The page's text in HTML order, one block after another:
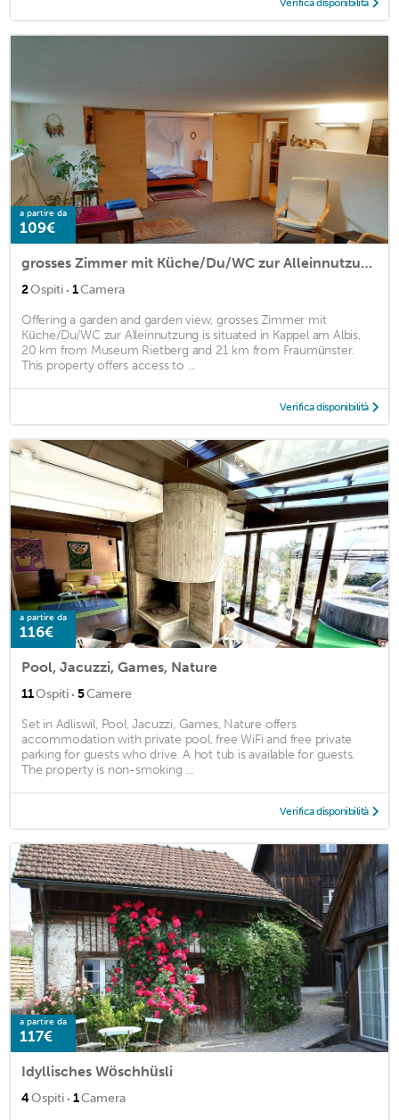
a partire da
109€
grosses Zimmer mit Küche/Du/WC zur Alleinnutzung
2Ospiti · 1Camera
Offering a garden and garden view, grosses Zimmer mit
Küche/Du/WC zur Alleinnutzung is situated in Kappel am Albis,
20 km from Museum Rietberg and 21 km from Fraumünster.
This property offers access to ...
Verifica disponibilità
a partire da
116€
Pool, Jacuzzi, Games, Nature
11Ospiti · 5Camere
Set in Adliswil, Pool, Jacuzzi, Games, Nature offers
accommodation with private pool, free WiFi and free private
parking for guests who drive. A hot tub is available for guests.
The property is non-smoking ...
Verifica disponibilità
a partire da
117€
Idyllisches Wöschhüsli
4Ospiti · 1Camera